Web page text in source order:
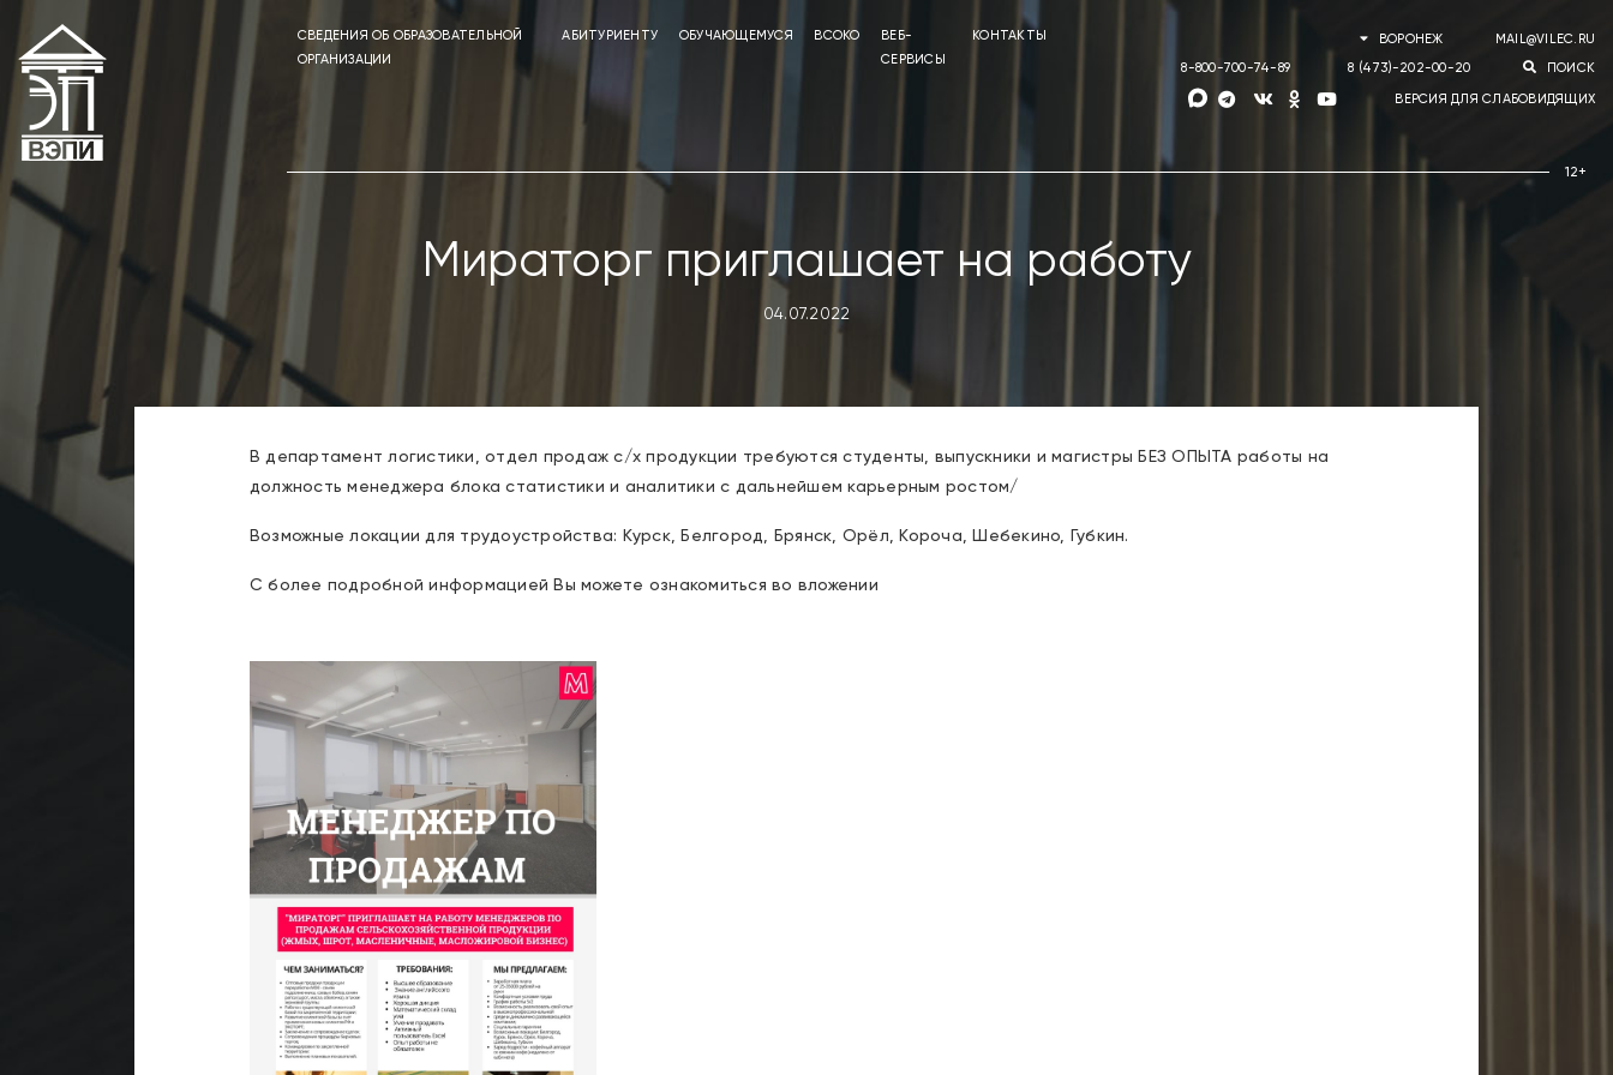
СВЕДЕНИЯ ОБ ОБРАЗОВАТЕЛЬНОЙ
ОРГАНИЗАЦИИ
АБИТУРИЕНТУ ОБУЧАЮЩЕМУСЯ ВСОКО
ВЕБ-
СЕРВИСЫ
КОНТАКТЫ ВОРОНЕЖ MAIL@VILEC.RU
8-800-700-74-89 8 (473)-202-00-20 ПОИСК
ВЕРСИЯ ДЛЯ СЛАБОВИДЯЩИХ
Мираторг приглашает на работу
04.07.2022
В департамент логистики, отдел продаж с/х продукции требуются студенты, выпускники и магистры БЕЗ ОПЫТА работы на
должность менеджера блока статистики и аналитики с дальнейшем карьерным ростом/
Возможные локации для трудоустройства: Курск, Белгород, Брянск, Орёл, Короча, Шебекино, Губкин.
С более подробной информацией Вы можете ознакомиться во вложении